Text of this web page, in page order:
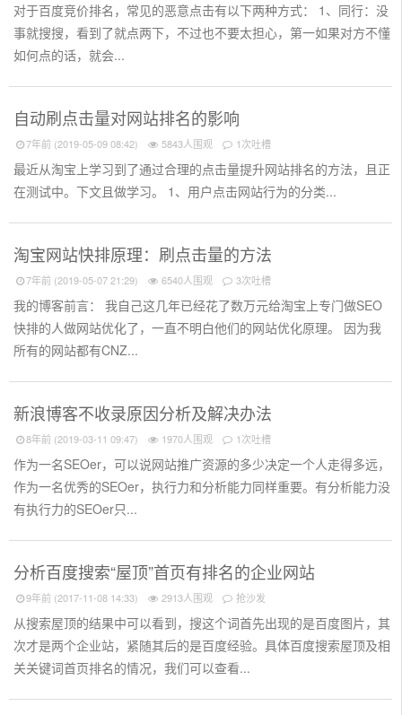
对于百度竞价排名，常见的恶意点击有以下两种方式： 1、同行：没
事就搜搜，看到了就点两下，不过也不要太担心，第一如果对方不懂
如何点的话，就会...
自动刷点击量对网站排名的影响
7年前 (2019-05-09 08:42) 5843人围观 1次吐槽
最近从淘宝上学习到了通过合理的点击量提升网站排名的方法，且正
在测试中。下文且做学习。 1、用户点击网站行为的分类...
淘宝网站快排原理：刷点击量的方法
7年前 (2019-05-07 21:29) 6540人围观 3次吐槽
我的博客前言： 我自己这几年已经花了数万元给淘宝上专门做SEO
快排的人做网站优化了，一直不明白他们的网站优化原理。 因为我
所有的网站都有CNZ...
新浪博客不收录原因分析及解决办法
8年前 (2019-03-11 09:47) 1970人围观 1次吐槽
作为一名SEOer，可以说网站推广资源的多少决定一个人走得多远，
作为一名优秀的SEOer，执行力和分析能力同样重要。有分析能力没
有执行力的SEOer只...
分析百度搜索“屋顶”首页有排名的企业网站
9年前 (2017-11-08 14:33) 2913人围观 抢沙发
从搜索屋顶的结果中可以看到，搜这个词首先出现的是百度图片，其
次才是两个企业站，紧随其后的是百度经验。具体百度搜索屋顶及相
关关键词首页排名的情况，我们可以查看...